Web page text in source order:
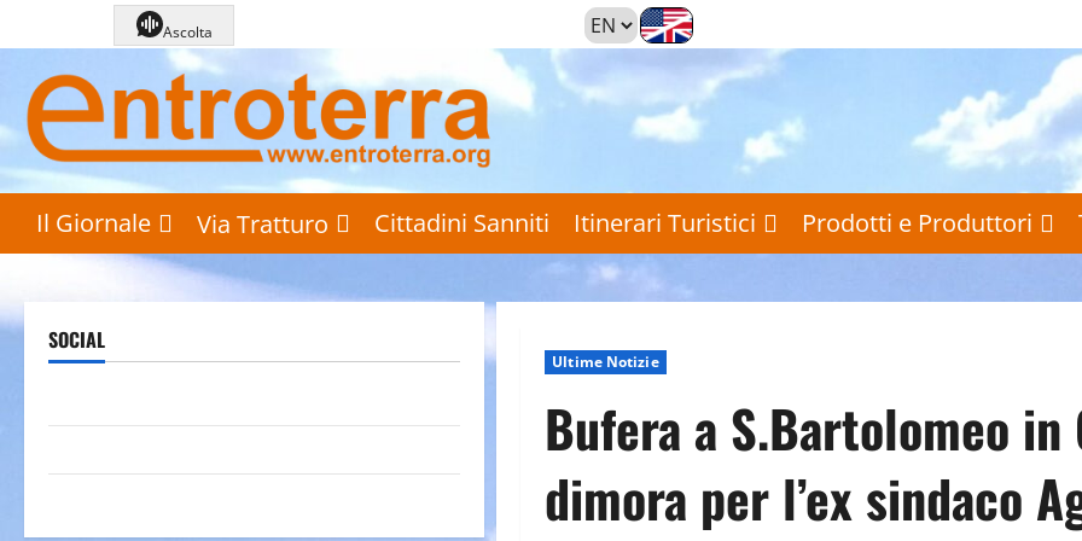
al
contenuto
Il Giornale Via Tratturo Cittadini Sanniti Itinerari Turistici Prodotti e Produttori
Ultime Notizie
Bufera a S.Bartolomeo
dimora per l’ex sindaco
SOCIAL
Ascolta